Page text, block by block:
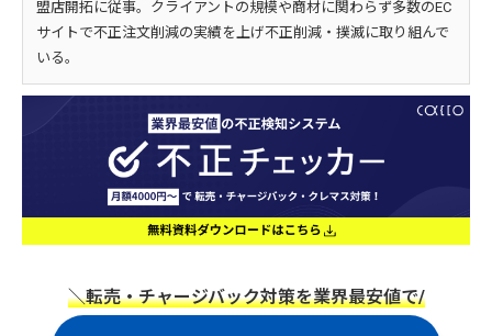
盟店開拓に従事。クライアントの規模や商材に関わらず多数のEC
サイトで不正注文削減の実績を上げ不正削減・撲滅に取り組んで
いる。
＼転売・チャージバック対策を業界最安値で/